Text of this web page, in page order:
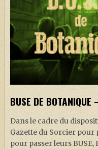
BUSE DE
Dans le cadre du
Gazette du Sorcier pour
pour passer leurs